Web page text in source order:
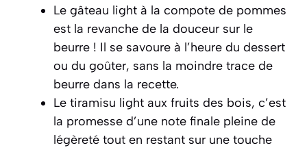
Le gâteau light à la compote de pommes
est la revanche de la douceur sur le
beurre ! Il se savoure à l’heure du dessert
ou du goûter, sans la moindre trace de
beurre dans la recette.
Le tiramisu light aux fruits des bois, c’est
la promesse d’une note finale pleine de
légèreté tout en restant sur une touche